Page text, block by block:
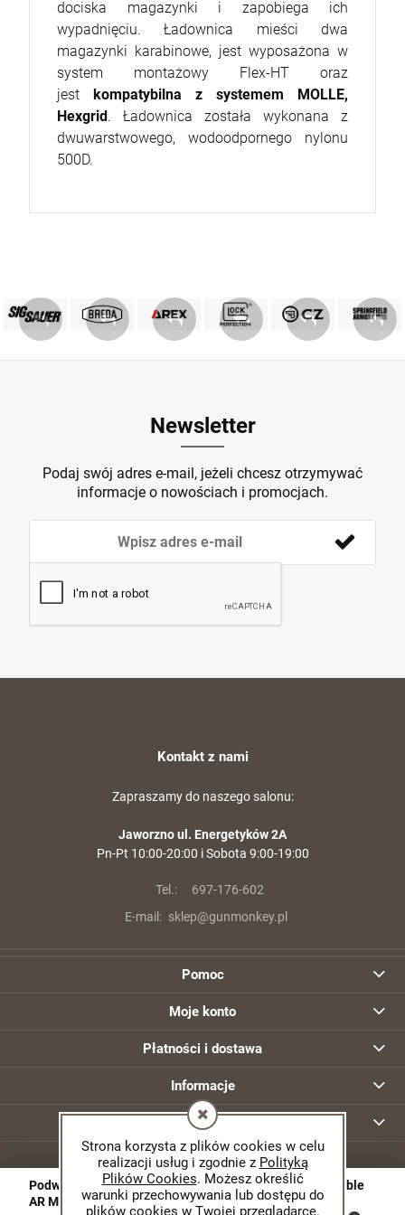
Strona korzysta z plików cookies w celu
realizacji usług i zgodnie z Polityką
Plików Cookies. Możesz określić
warunki przechowywania lub dostępu do
plików cookies w Twojej przeglądarce.
DO KOSZYKA
DO KOSZYKA
POWIADOM O DOSTĘPNOŚCI
dociska magazynki i zapobiega ich
wypadnięciu. Ładownica mieści dwa
magazynki karabinowe, jest wyposażona w
system montażowy Flex-HT oraz
jest kompatybilna z systemem
MOLLE,
Hexgrid. Ładownica została wykonana z
dwuwarstwowego, wodoodpornego nylonu
500D.
Podwójna ładownica na mag. karabinowe 5.11 Flex Double
AR Mag 2.0 kol. 092 Storm (56754)
Newsletter
Podaj swój adres e-mail, jeżeli chcesz otrzymywać
informacje o nowościach i promocjach.
Kontakt z nami
Zapraszamy do naszego salonu:
Jaworzno ul. Energetyków 2A
Pn-Pt 10:00-20:00 i Sobota 9:00-19:00
Tel.:
697-176-602
E-mail: sklep@gunmonkey.pl
Pomoc
Moje konto
Płatności i dostawa
Informacje
O nas